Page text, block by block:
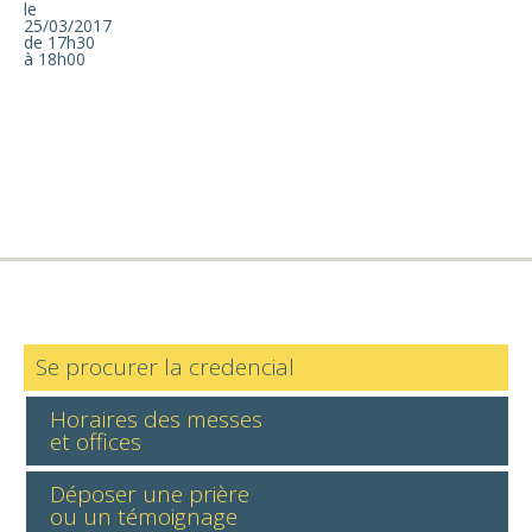
le
25/03/2017
de 17h30
à 18h00
Se procurer la credencial
Horaires des messes
et offices
Déposer une prière
ou un témoignage